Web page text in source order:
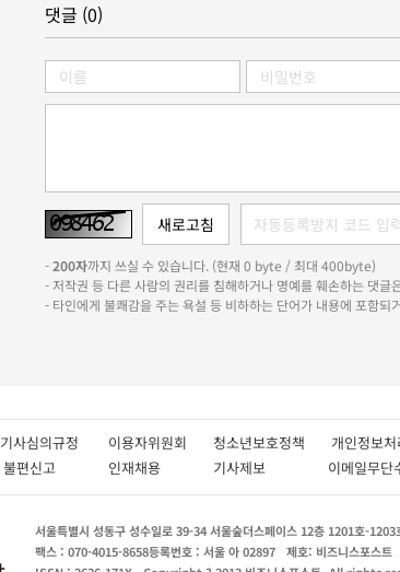
댓글 (0)
-200자까지 쓰실 수 있습니다. (현재 0 byte / 최대 400byte)
- 저작권 등 다른 사람의 권리를 침해하거나 명예를 훼손하는 댓글
- 타인에게 불쾌감을 주는 욕설 등 비하하는 단어가 내용에 포함
기사심의규정 이용자위원회 청소년보호정책 개인정
불편신고 인재채용 기사제보 이메일무단
서울특별시 성동구 성수일로 39-34 서울숲더스페이스 12층 1201호-1203
팩스 : 070-4015-8658등록번호 : 서울 아 02897 제호: 비즈니스포스트